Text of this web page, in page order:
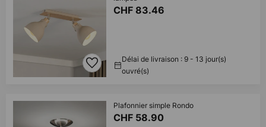
CHF 83.46
Délai de livraison : 9 - 13 jour(s)
ouvré(s)
Plafonnier simple Rondo
CHF 58.90